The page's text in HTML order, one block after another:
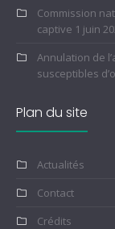
Commission
captive 1 juin
Annulation de
susceptibles
Plan du site
Actualités
Contact
Crédits